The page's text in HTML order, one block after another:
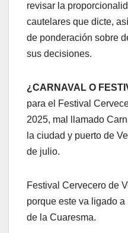
revisar la
cautelares que dicte,
de ponderación sobre
sus decisiones.
¿CARNAVAL O
para el Festival
2025, mal llamado
la ciudad y puerto de
de julio.
Festival Cervecero de
porque este va ligado
de la Cuaresma.